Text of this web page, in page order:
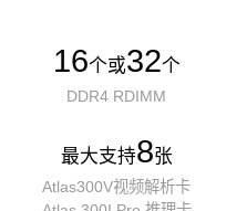
16个或32个
DDR4 RDIMM
最大支持8张
Atlas300V视频解析卡